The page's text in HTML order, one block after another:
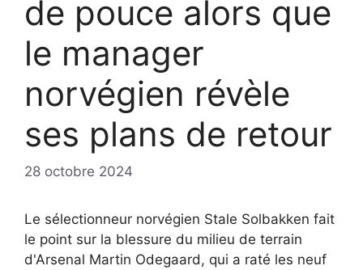
de pouce alors que
le manager
norvégien révèle
ses plans de retour
28 octobre 2024
Le sélectionneur norvégien Stale Solbakken fait
le point sur la blessure du milieu de terrain
d'Arsenal Martin Odegaard, qui a raté les neuf